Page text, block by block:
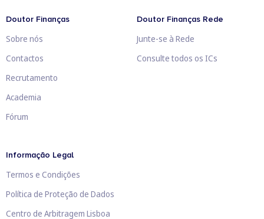
Doutor Finanças
Sobre nós
Contactos
Recrutamento
Academia
Fórum
Doutor Finanças Rede
Junte-se à Rede
Consulte todos os ICs
Informação Legal
Termos e Condições
Política de Proteção de Dados
Centro de Arbitragem Lisboa